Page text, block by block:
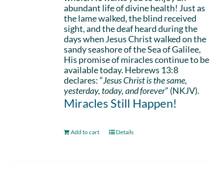
abundant life of divine health! Just as
the lame walked, the blind received
sight, and the deaf heard during the
days when Jesus Christ walked on the
sandy seashore of the Sea of Galilee,
His promise of miracles continue to be
available today. Hebrews 13:8
declares: “Jesus Christ is the same,
yesterday, today, and forever” (NKJV).
Miracles Still Happen!
Add to cart Details